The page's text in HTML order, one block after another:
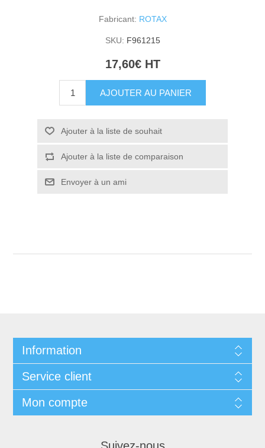
Fabricant: ROTAX
SKU: F961215
17,60€ HT
AJOUTER AU PANIER
Ajouter à la liste de souhait
Ajouter à la liste de comparaison
Envoyer à un ami
Information
Service client
Mon compte